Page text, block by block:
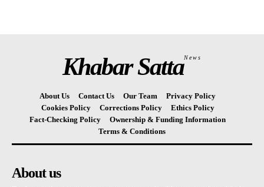
Khabar SattaNews
About Us Contact Us Our Team
Privacy Policy
Cookies Policy
Corrections Policy
Ethics Policy
Fact-Checking Policy
Ownership & Funding Information
Terms & Conditions
About us